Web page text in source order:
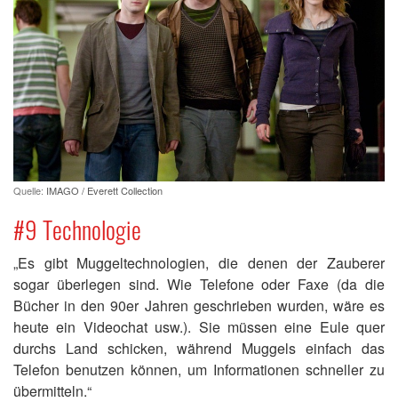
Quelle: IMAGO / Everett Collection
#9 Technologie
„Es gibt Muggeltechnologien, die denen der Zauberer
sogar überlegen sind. Wie Telefone oder Faxe (da die
Bücher in den 90er Jahren geschrieben wurden, wäre es
heute ein Videochat usw.). Sie müssen eine Eule quer
durchs Land schicken, während Muggels einfach das
Telefon benutzen können, um Informationen schneller zu
übermitteln.“